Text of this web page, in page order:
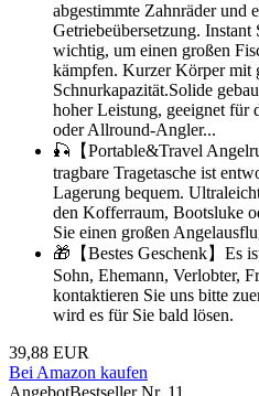
abgestimmte Zahnräder und
Getriebeübersetzung.
wichtig, um einen großen
kämpfen. Kurzer Körper mit
Schnurkapazität.Solide
hoher Leistung, geeignet für
oder Allround-Angler...
🎣【Portable&Travel
tragbare Tragetasche ist
Lagerung bequem.
den Kofferraum, Bootsluke
Sie einen großen
🎁【Bestes Geschenk】Es
Sohn, Ehemann, Verlobter,
kontaktieren Sie uns bitte
wird es für Sie bald lösen.
39,88 EUR
Bei Amazon kaufen